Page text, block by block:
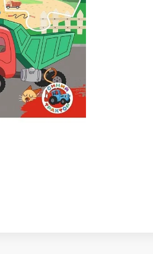
Деревянные игрушки
Деревянные игрушки
Деревянная игрушка.Рамка-